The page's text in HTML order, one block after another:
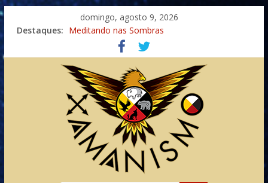
domingo, agosto 9, 2026
Destaques: Meditando nas Sombras
Autosuficiência: A Jornada do Espírito Ancestral
Xamanismo Universal
Totens – Caminho Espiritual – Crescimento
Imaginação na Cura